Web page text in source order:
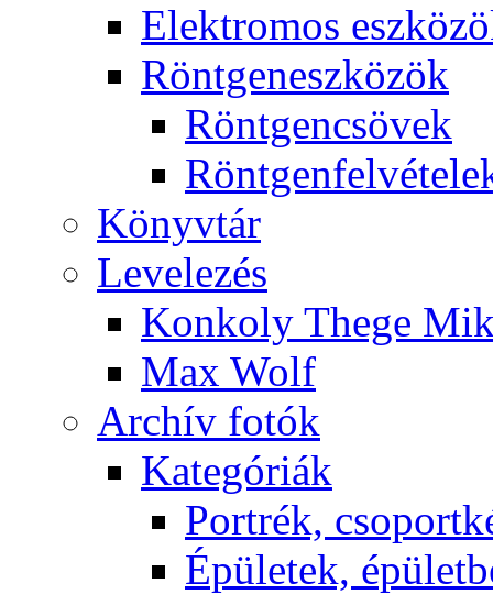
Elekt­ro­mos
Rönt­gen­esz­kö­zök
Rönt­gen­csö­vek
Könyv­tár
Le­ve­le­zés
Kon­koly The­ge
Max Wolf
Ar­chív fo­tók
Ka­te­gó­ri­ák
Port­rék,
Épü­le­tek,